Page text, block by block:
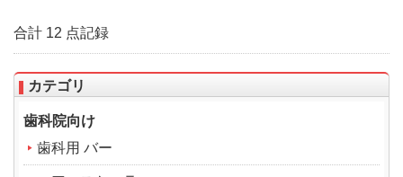
合計 12 点記録
カテゴリ
歯科院向け
歯科用 バー